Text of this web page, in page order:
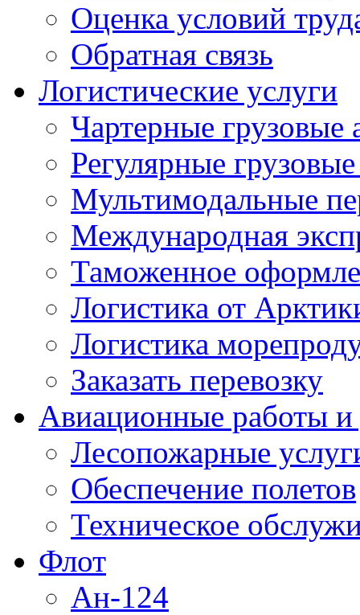
Оценка условий
Обратная связь
Логистические услуги
Чартерные грузовые
Регулярные
Мультимодальные
Международная
Таможенное
Логистика от
Логистика
Заказать перевозку
Авиационные работы и
Лесопожарные
Обеспечение полетов
Техническое
Флот
Ан-124